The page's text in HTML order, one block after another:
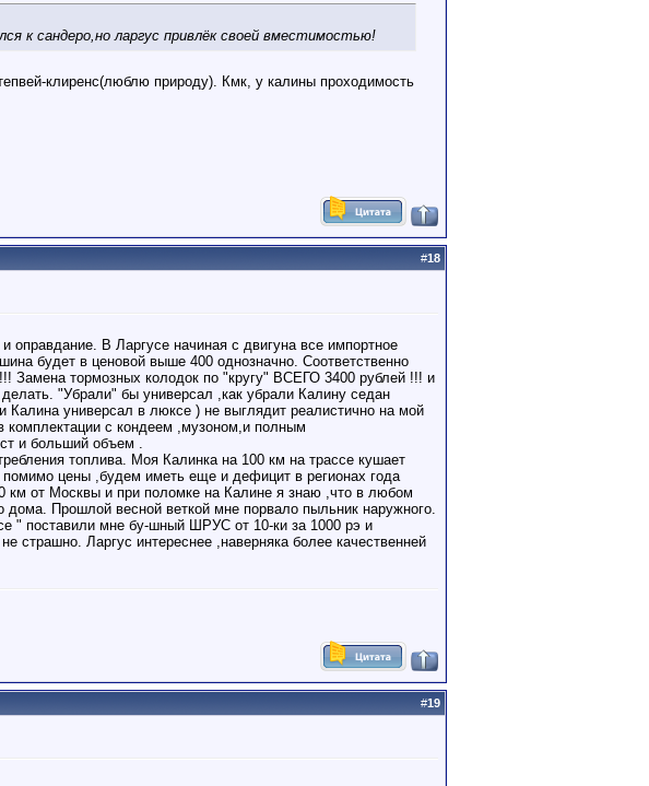
к сандеро,но ларгус привлёк своей вместимостью!
клиренс(люблю природу). Кмк, у калины проходимость
#18
В Ларгусе начиная с двигуна все импортное
будет в ценовой выше 400 однозначно. Соответственно
Замена тормозных колодок по "кругу" ВСЕГО 3400 рублей !!! и
"Убрали" бы универсал ,как убрали Калину седан
Калина универсал в люксе ) не выглядит реалистично на мой
комплектации с кондеем ,музоном,и полным
и больший объем .
топлива. Моя Калинка на 100 км на трассе кушает
цены ,будем иметь еще и дефицит в регионах года
от Москвы и при поломке на Калине я знаю ,что в любом
Прошлой весной веткой мне порвало пыльник наружного.
" поставили мне бу-шный ШРУС от 10-ки за 1000 рэ и
Ларгус интереснее ,наверняка более качественней
#19